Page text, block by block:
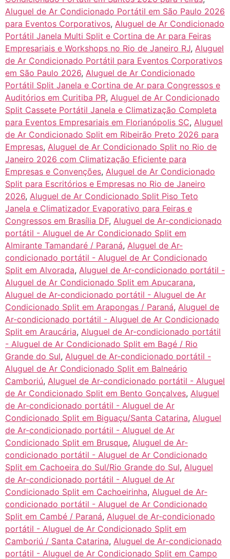
Aluguel de Ar Condicionado Portátil em São Paulo 2026
para Eventos Corporativos, Aluguel de Ar Condicionado
Portátil Janela Multi Split e Cortina de Ar para Feiras
Empresariais e Workshops no Rio de Janeiro RJ, Aluguel
de Ar Condicionado Portátil para Eventos Corporativos
em São Paulo 2026, Aluguel de Ar Condicionado
Portátil Split Janela e Cortina de Ar para Congressos e
Auditórios em Curitiba PR, Aluguel de Ar Condicionado
Split Cassete Portátil Janela e Climatização Completa
para Eventos Empresariais em Florianópolis SC, Aluguel
de Ar Condicionado Split em Ribeirão Preto 2026 para
Empresas, Aluguel de Ar Condicionado Split no Rio de
Janeiro 2026 com Climatização Eficiente para
Empresas e Convenções, Aluguel de Ar Condicionado
Split para Escritórios e Empresas no Rio de Janeiro
2026, Aluguel de Ar Condicionado Split Piso Teto
Janela e Climatizador Evaporativo para Feiras e
Congressos em Brasília DF, Aluguel de Ar-condicionado
portátil - Aluguel de Ar Condicionado Split em
Almirante Tamandaré / Paraná, Aluguel de Ar-
condicionado portátil - Aluguel de Ar Condicionado
Split em Alvorada, Aluguel de Ar-condicionado portátil -
Aluguel de Ar Condicionado Split em Apucarana,
Aluguel de Ar-condicionado portátil - Aluguel de Ar
Condicionado Split em Arapongas / Paraná, Aluguel de
Ar-condicionado portátil - Aluguel de Ar Condicionado
Split em Araucária, Aluguel de Ar-condicionado portátil
- Aluguel de Ar Condicionado Split em Bagé / Rio
Grande do Sul, Aluguel de Ar-condicionado portátil -
Aluguel de Ar Condicionado Split em Balneário
Camboriú, Aluguel de Ar-condicionado portátil - Aluguel
de Ar Condicionado Split em Bento Gonçalves, Aluguel
de Ar-condicionado portátil - Aluguel de Ar
Condicionado Split em Biguaçu/Santa Catarina, Aluguel
de Ar-condicionado portátil - Aluguel de Ar
Condicionado Split em Brusque, Aluguel de Ar-
condicionado portátil - Aluguel de Ar Condicionado
Split em Cachoeira do Sul/Rio Grande do Sul, Aluguel
de Ar-condicionado portátil - Aluguel de Ar
Condicionado Split em Cachoeirinha, Aluguel de Ar-
condicionado portátil - Aluguel de Ar Condicionado
Split em Cambé / Paraná, Aluguel de Ar-condicionado
portátil - Aluguel de Ar Condicionado Split em
Camboriú / Santa Catarina, Aluguel de Ar-condicionado
portátil - Aluguel de Ar Condicionado Split em Campo